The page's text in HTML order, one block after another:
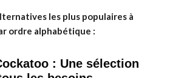
les plus populaires à
ordre alphabétique :
: Une sélection